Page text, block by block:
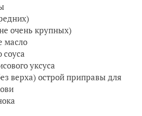
очень крупных)
масло
соуса
уксуса
верха) острой приправы для